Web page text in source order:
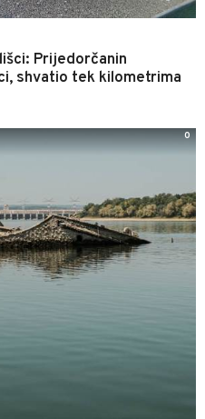
Prijedorčanin
shvatio tek kilometrima
0